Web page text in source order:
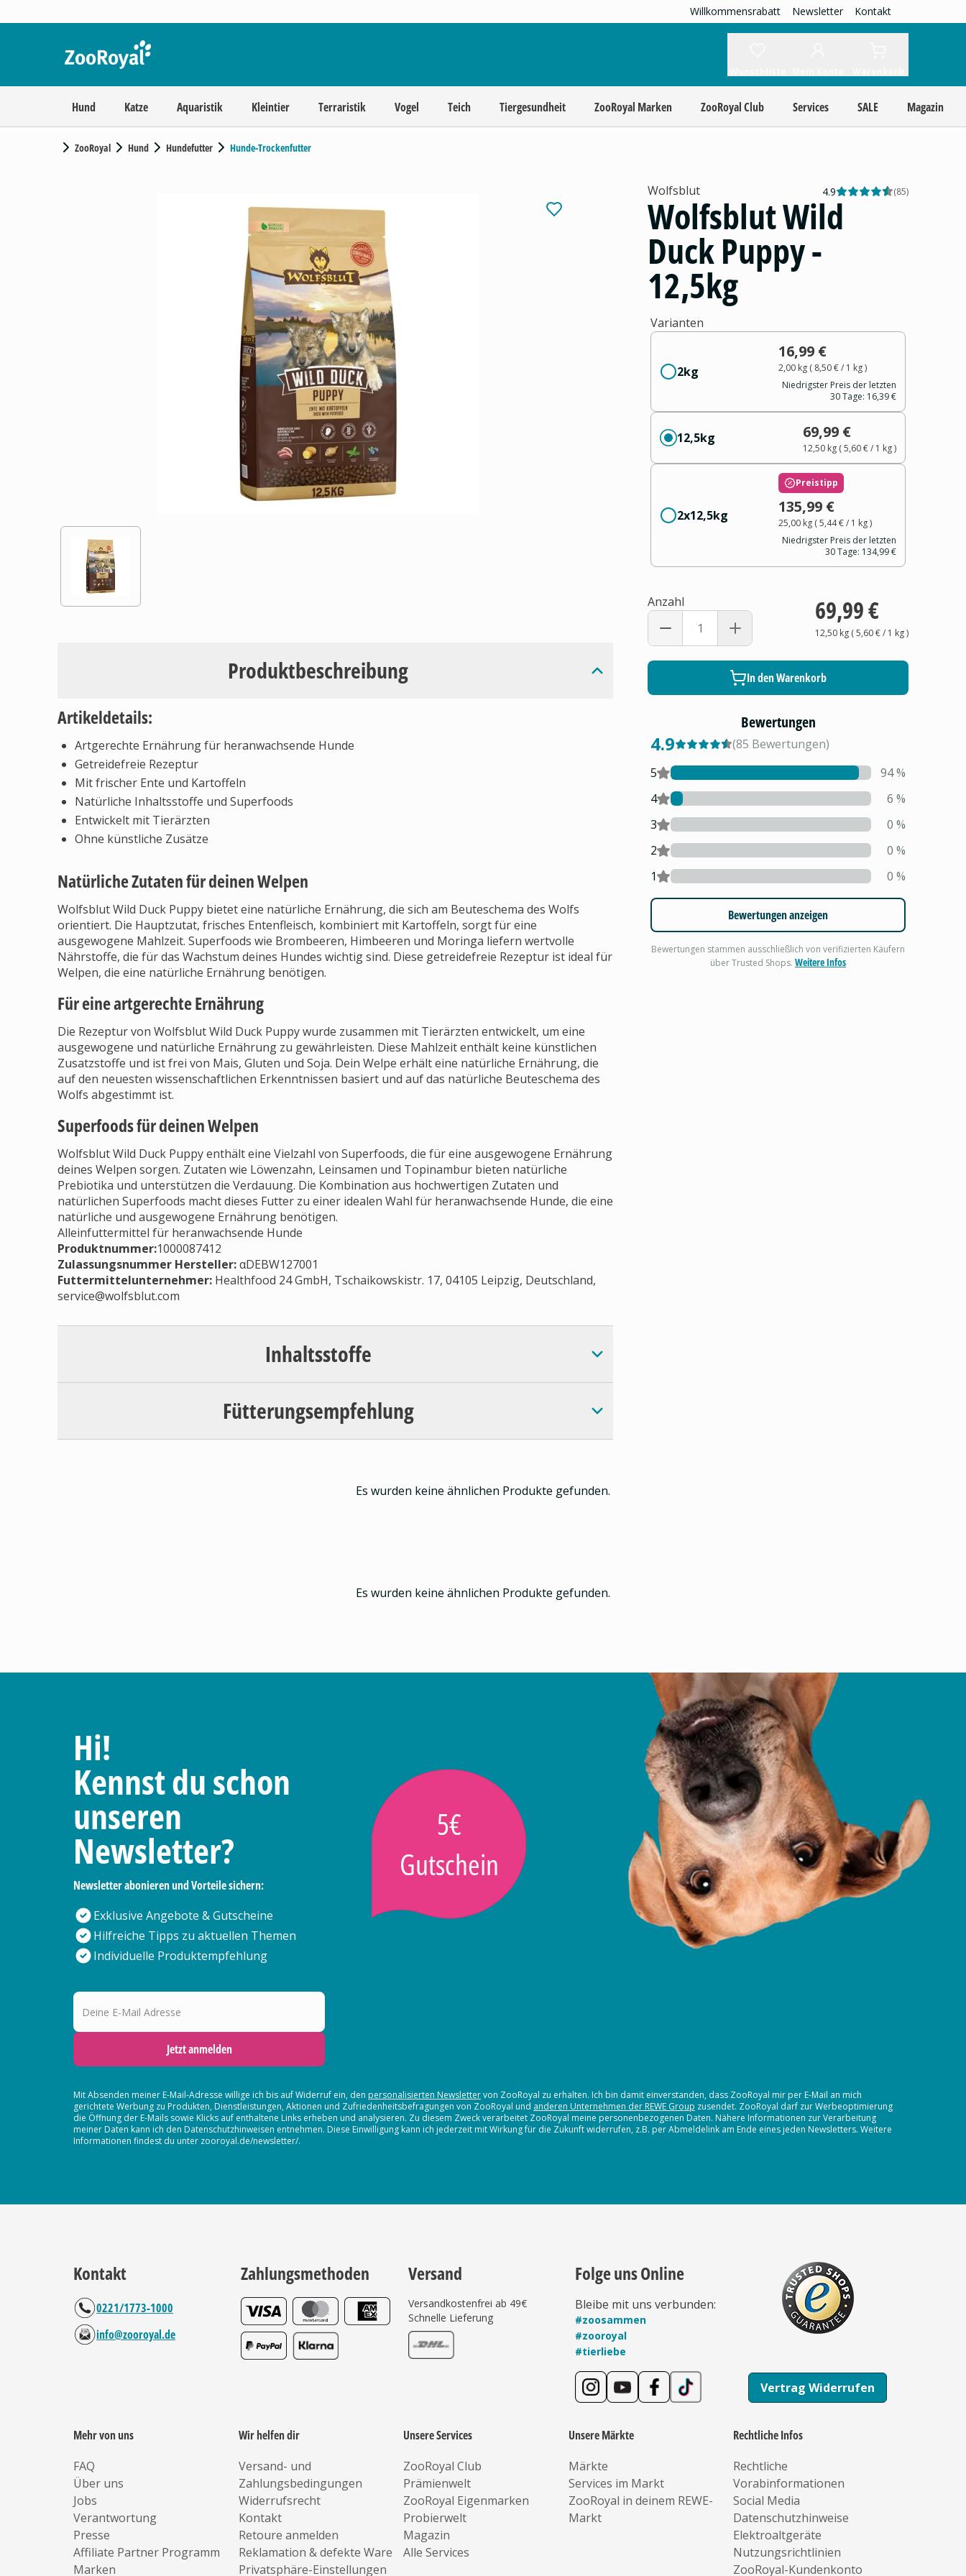
Willkommensrabatt Newsletter Kontakt
Hund Katze Aquaristik Kleintier Terraristik Vogel Teich Tiergesundheit ZooRoyal Marken ZooRoyal Club Services SALE Magazin
ZooRoyal Hund Hundefutter Hunde-Trockenfutter
Produktbeschreibung
Artikeldetails:
Artgerechte Ernährung für heranwachsende Hunde
Getreidefreie Rezeptur
Mit frischer Ente und Kartoffeln
Natürliche Inhaltsstoffe und Superfoods
Entwickelt mit Tierärzten
Ohne künstliche Zusätze
Natürliche Zutaten für deinen Welpen
Wolfsblut Wild Duck Puppy bietet eine natürliche Ernährung, die sich am Beuteschema des Wolfs
orientiert. Die Hauptzutat, frisches Entenfleisch, kombiniert mit Kartoffeln, sorgt für eine
ausgewogene Mahlzeit. Superfoods wie Brombeeren, Himbeeren und Moringa liefern wertvolle
Nährstoffe, die für das Wachstum deines Hundes wichtig sind. Diese getreidefreie Rezeptur ist ideal für
Welpen, die eine natürliche Ernährung benötigen.
Für eine artgerechte Ernährung
Die Rezeptur von Wolfsblut Wild Duck Puppy wurde zusammen mit Tierärzten entwickelt, um eine
ausgewogene und natürliche Ernährung zu gewährleisten. Diese Mahlzeit enthält keine künstlichen
Zusatzstoffe und ist frei von Mais, Gluten und Soja. Dein Welpe erhält eine natürliche Ernährung, die
auf den neuesten wissenschaftlichen Erkenntnissen basiert und auf das natürliche Beuteschema des
Wolfs abgestimmt ist.
Superfoods für deinen Welpen
Wolfsblut Wild Duck Puppy enthält eine Vielzahl von Superfoods, die für eine ausgewogene Ernährung
deines Welpen sorgen. Zutaten wie Löwenzahn, Leinsamen und Topinambur bieten natürliche
Prebiotika und unterstützen die Verdauung. Die Kombination aus hochwertigen Zutaten und
natürlichen Superfoods macht dieses Futter zu einer idealen Wahl für heranwachsende Hunde, die eine
natürliche und ausgewogene Ernährung benötigen.
Alleinfuttermittel für heranwachsende Hunde
Produktnummer:1000087412
Zulassungsnummer Hersteller:αDEBW127001
Futtermittelunternehmer: Healthfood 24 GmbH, Tschaikowskistr. 17, 04105 Leipzig, Deutschland,
service@wolfsblut.com
Inhaltsstoffe
Fütterungsempfehlung
Wolfsblut 4.9 (85)
Wolfsblut Wild
Duck Puppy -
12,5kg
Varianten
2kg
16,99 €
2,00 kg( 8,50 €/ 1 kg)
Niedrigster Preis der letzten
30 Tage: 16,39 €
12,5kg 69,99 €
12,50 kg(5,60 €/ 1 kg)
2x12,5kg
Preistipp
135,99 €
25,00 kg(5,44 €/ 1 kg)
Niedrigster Preis der letzten
30 Tage: 134,99 €
Anzahl 69,99 €
12,50 kg(5,60 €/ 1 kg)
In den Warenkorb
Bewertungen
4.9 (85 Bewertungen)
5
94%
4
6 %
3
0 %
2
0 %
1
0 %
Bewertungen anzeigen
Bewertungen stammen ausschließlich von verifizierten Käufern
über Trusted Shops.Weitere Infos
Es wurden keine ähnlichen Produkte gefunden.
Es wurden keine ähnlichen Produkte gefunden.
Hi!
Kennst du schon
unseren
Newsletter?
Newsletter abonieren und Vorteile sichern:
Exklusive Angebote & Gutscheine
Hilfreiche Tipps zu aktuellen Themen
Individuelle Produktempfehlung
5€
Gutschein
Deine E-Mail Adresse
Jetzt anmelden
Mit Absenden meiner E-Mail-Adresse willige ich bis auf Widerruf ein, den personalisierten Newslettervon ZooRoyal zu erhalten. Ich bin damit einverstanden, dass ZooRoyal mir per E-Mail an mich
gerichtete Werbung zu Produkten, Dienstleistungen, Aktionen und Zufriedenheitsbefragungen von ZooRoyal und anderen Unternehmen der REWE Group zusendet. ZooRoyal darf zur Werbeoptimierung
die Öffnung der E-Mails sowie Klicks auf enthaltene Links erheben und analysieren. Zu diesem Zweck verarbeitet ZooRoyal meine personenbezogenen Daten. Nähere Informationen zur Verarbeitung
meiner Daten kann ich den Datenschutzhinweisen entnehmen. Diese Einwilligung kann ich jederzeit mit Wirkung für die Zukunft widerrufen, z.B. per Abmeldelink am Ende eines jeden Newsletters. Weitere
Informationen findest du unter zooroyal.de/newsletter/.
Kontakt
0221/1773-1000
info@zooroyal.de
Zahlungsmethoden Versand
Versandkostenfrei ab 49€
Schnelle Lieferung
Folge uns Online
Bleibe mit uns verbunden:
#zoosammen
#zooroyal
#tierliebe
Vertrag Widerrufen
Mehr von uns
FAQ
Über uns
Jobs
Verantwortung
Presse
Affiliate Partner Programm
Marken
Wir helfen dir
Versand- und
Zahlungsbedingungen
Widerrufsrecht
Kontakt
Retoure anmelden
Reklamation & defekte Ware
Privatsphäre-Einstellungen
Unsere Services
ZooRoyal Club
Prämienwelt
ZooRoyal Eigenmarken
Probierwelt
Magazin
Alle Services
Unsere Märkte
Märkte
Services im Markt
ZooRoyal in deinem REWE-
Markt
Rechtliche Infos
Rechtliche
Vorabinformationen
Social Media
Datenschutzhinweise
Elektroaltgeräte
Nutzungsrichtlinien
ZooRoyal-Kundenkonto